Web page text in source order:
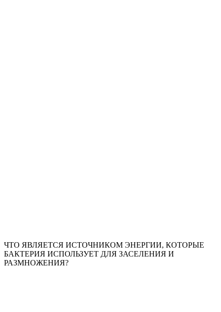
ЧТО ЯВЛЯЕТСЯ ИСТОЧНИКОМ ЭНЕРГИИ, КОТОРЫЕ
БАКТЕРИЯ ИСПОЛЬЗУЕТ ДЛЯ ЗАСЕЛЕНИЯ И
РАЗМНОЖЕНИЯ?